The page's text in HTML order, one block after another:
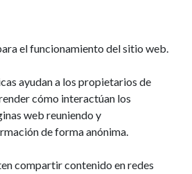
el funcionamiento del sitio web.
ayudan a los propietarios de
cómo interactúan los
web reuniendo y
de forma anónima.
compartir contenido en redes